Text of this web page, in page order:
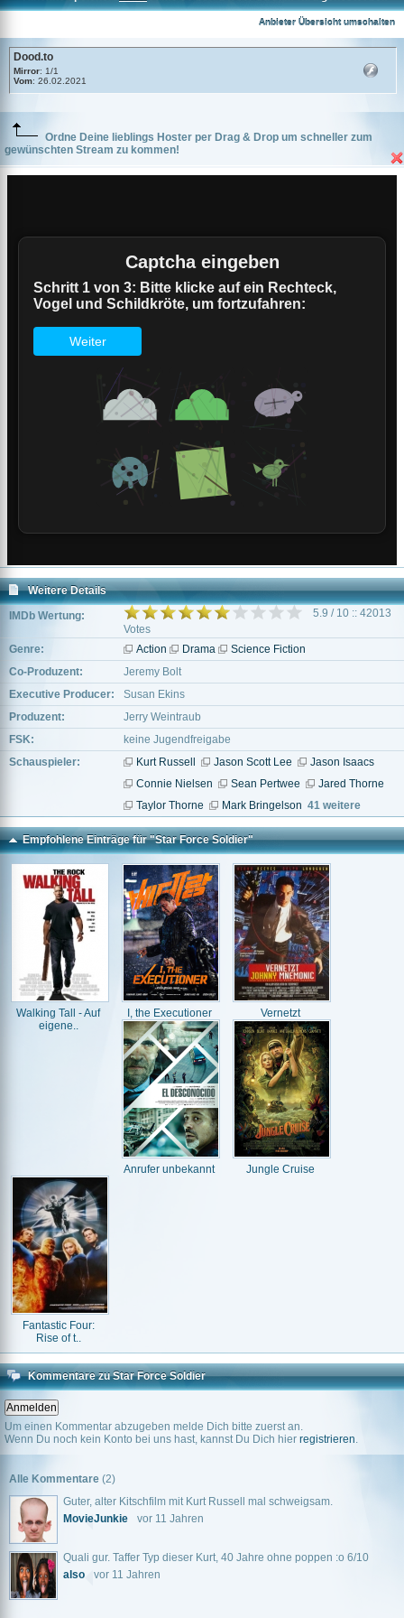
Anbieter Übersicht umschalten
Dood.to
Mirror: 1/1
Vom: 26.02.2021
Ordne Deine lieblings Hoster per Drag & Drop um schneller zum
gewünschten Stream zu kommen!
Weitere Details
IMDb Wertung:
5.9 / 10 :: 42013
Votes
Genre:
Action Drama
Science Fiction
Co-Produzent:
Jeremy Bolt
Executive Producer:
Susan Ekins
Produzent:
Jerry Weintraub
FSK:
keine Jugendfreigabe
Schauspieler:
Kurt Russell Jason Scott Lee
Jason Isaacs
Connie Nielsen
Sean Pertwee
Jared Thorne
Taylor Thorne
Mark Bringelson 41 weitere
Empfohlene Einträge für "Star Force Soldier"
Walking Tall - Auf
eigene..
I, the Executioner Vernetzt
Anrufer unbekannt Jungle Cruise
Fantastic Four:
Rise of t..
Kommentare zu Star Force Soldier
Um einen Kommentar abzugeben melde Dich bitte zuerst an.
Wenn Du noch kein Konto bei uns hast, kannst Du Dich hier registrieren.
Alle Kommentare (2)
Guter, alter Kitschfilm mit Kurt Russell mal schweigsam.
MovieJunkie
vor 11 Jahren
Quali gur. Taffer Typ dieser Kurt, 40 Jahre ohne poppen :o 6/10
also
vor 11 Jahren